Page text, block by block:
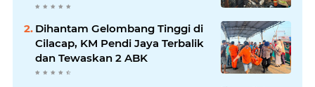
Dihantam Gelombang Tinggi di
Cilacap, KM Pendi Jaya Terbalik
dan Tewaskan 2 ABK